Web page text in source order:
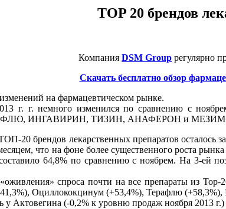
TOP 20 брендов
Компания DSM Group регулярно
Скачать бесплатно обзор
на фармацевтическом рынке.
2013 г. г. немного изменился по сравнению
ИНГАВИРИН, ТИЗИН, АНАФЕРОН и МЕЗИМ
ТОП-20 брендов лекарственных препаратов
что на фоне более существенного роста
64,8% по сравнению с ноябрем. На 3-ей
спроса почти на все препараты из
Оциллококцинум (+53,4%), Терафлю
у Актовегина (-0,2% к уровню продаж ноября 2013